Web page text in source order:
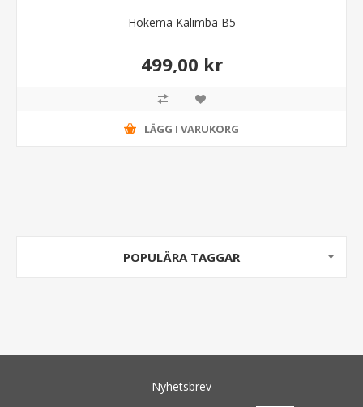
Hokema Kalimba B5
499,00 kr
LÄGG I VARUKORG
POPULÄRA TAGGAR
Nyhetsbrev